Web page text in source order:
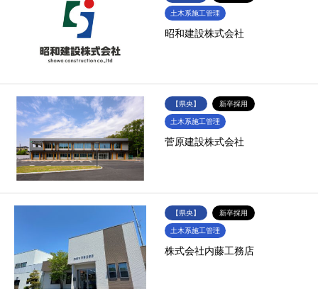
土木系施工管理
昭和建設株式会社
【県央】 新卒採用
土木系施工管理
菅原建設株式会社
【県央】 新卒採用
土木系施工管理
株式会社内藤工務店